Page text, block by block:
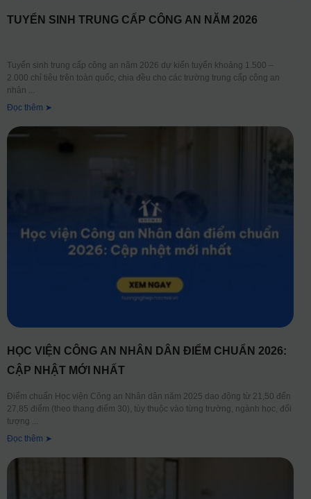
TUYỂN SINH TRUNG CẤP CÔNG AN NĂM 2026
Tuyển sinh trung cấp công an năm 2026 dự kiến tuyển khoảng 1.500 –
2.000 chỉ tiêu trên toàn quốc, chia đều cho các trường trung cấp công an
nhân
Đọc thêm ➤
HỌC VIỆN CÔNG AN NHÂN DÂN ĐIỂM CHUẨN 2026:
CẬP NHẬT MỚI NHẤT
Điểm chuẩn Học viện Công an Nhân dân năm 2025 dao động từ 21,50 đến
27,85 điểm (theo thang điểm 30), tùy thuộc vào từng trường, ngành học, đối
tượng
Đọc thêm ➤